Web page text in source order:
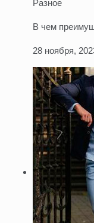
Разное
В чем
28 ноября,